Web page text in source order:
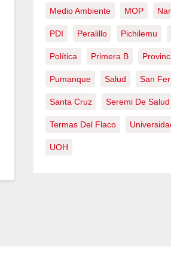
Medio Ambiente MOP
PDI Peralillo Pichilemu
Política Primera B
Pumanque Salud San
Santa Cruz Seremi De Salud
Termas Del Flaco
UOH